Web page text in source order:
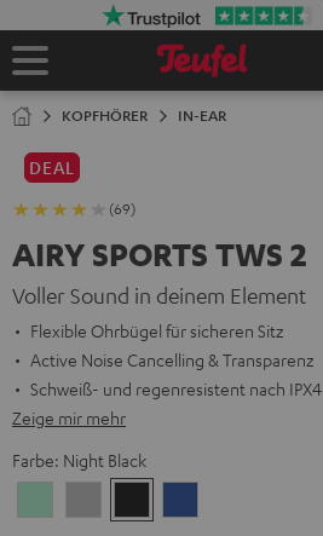
Startseite
KOPFHÖRER IN-EAR
DEAL
(69)
AIRY SPORTS TWS 2
Voller Sound in deinem Element
Flexible Ohrbügel für sicheren Sitz
Active Noise Cancelling & Transparenz
Schweiß- und regenresistent nach IPX4
Zeige mir mehr
Farbe: Night Black
Green Gray
Black